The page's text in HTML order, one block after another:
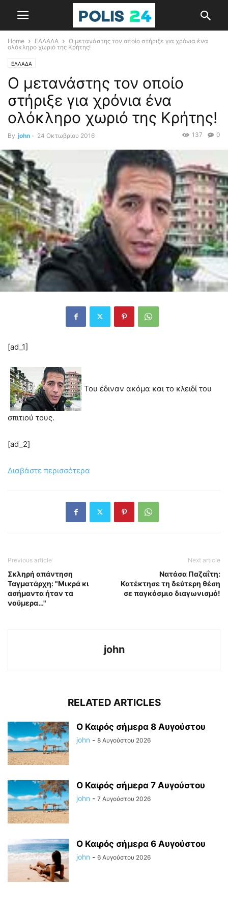
Home ΕΛΛΑΔΑ
Ο μετανάστης τον οποίο στήριξε για χρόνια ένα
ολόκληρο χωριό της Κρήτης!
ΕΛΛΑΔΑ
Ο μετανάστης τον οποίο
στήριξε για χρόνια ένα
ολόκληρο χωριό της Κρήτης!
By john - 24 Οκτωβρίου 2016 0
137
[ad_1]
Του έδιναν ακόμα και το κλειδί του
σπιτιού τους.
[ad_2]
Διαβάστε περισσότερα
Previous article
Σκληρή απάντηση
Ταγματάρχη: "Μικρά κι
ασήμαντα ήταν τα
νούμερα…"
Next article
Νατάσα Παζαΐτη:
Κατέκτησε τη δεύτερη θέση
σε παγκόσμιο διαγωνισμό!
john
RELATED ARTICLES
Ο Καιρός σήμερα 8 Αυγούστου
john - 8 Αυγούστου 2026
Ο Καιρός σήμερα 7 Αυγούστου
john - 7 Αυγούστου 2026
Ο Καιρός σήμερα 6 Αυγούστου
john - 6 Αυγούστου 2026